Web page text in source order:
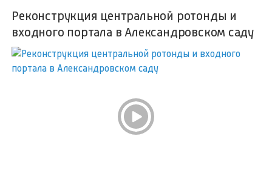
Реконструкция центральной ротонды и
входного портала в Александровском саду